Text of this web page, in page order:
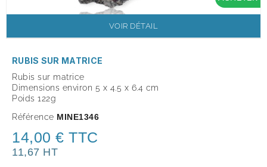
VOIR DÉTAIL
RUBIS SUR MATRICE
Rubis sur matrice
Dimensions environ 5 x 4.5 x 6.4 cm
Poids 122g
Référence MINE1346
14,00 € TTC
11,67 HT